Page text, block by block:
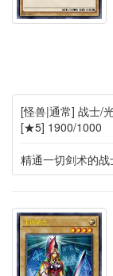
[怪兽|通常] 战士/
[★5] 1900/1000
精通一切剑术的战